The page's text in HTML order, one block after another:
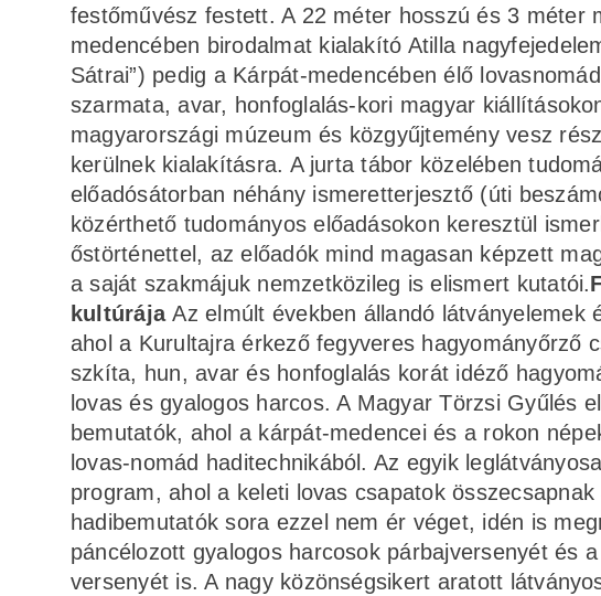
festőművész festett. A 22 méter hosszú és 3 méter
medencében birodalmat kialakító Atilla
Sátrai”) pedig a Kárpát-medencében élő
szarmata, avar, honfoglalás-kori magyar
magyarországi múzeum és közgyűjtemény vesz
kerülnek kialakításra. A jurta tábor közelében
előadósátorban néhány ismeretterjesztő (úti
közérthető tudományos előadásokon keresztül
őstörténettel, az előadók mind magasan képzett
a saját szakmájuk nemzetközileg is elismert kutatói.
kultúrájaAz elmúlt években állandó látványelemek
ahol a Kurultajra érkező fegyveres hagyományőrző
szkíta, hun, avar és honfoglalás korát idéző
lovas és gyalogos harcos. A Magyar Törzsi Gyűlés
bemutatók, ahol a kárpát-medencei és a rokon
lovas-nomád haditechnikából. Az egyik
program, ahol a keleti lovas csapatok
hadibemutatók sora ezzel nem ér véget, idén is
páncélozott gyalogos harcosok párbajversenyét és
versenyét is. A nagy közönségsikert aratott